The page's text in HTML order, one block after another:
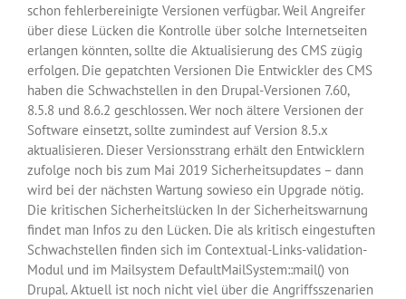
schon fehlerbereinigte Versionen verfügbar. Weil Angreifer
über diese Lücken die Kontrolle über solche Internetseiten
erlangen könnten, sollte die Aktualisierung des CMS zügig
erfolgen. Die gepatchten Versionen Die Entwickler des CMS
haben die Schwachstellen in den Drupal-Versionen 7.60,
8.5.8 und 8.6.2 geschlossen. Wer noch ältere Versionen der
Software einsetzt, sollte zumindest auf Version 8.5.x
aktualisieren. Dieser Versionsstrang erhält den Entwicklern
zufolge noch bis zum Mai 2019 Sicherheitsupdates – dann
wird bei der nächsten Wartung sowieso ein Upgrade nötig.
Die kritischen Sicherheitslücken In der Sicherheitswarnung
findet man Infos zu den Lücken. Die als kritisch eingestuften
Schwachstellen finden sich im Contextual-Links-validation-
Modul und im Mailsystem DefaultMailSystem::mail() von
Drupal. Aktuell ist noch nicht viel über die Angriffsszenarien